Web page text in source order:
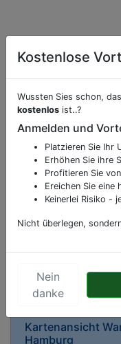
Beschreibung &
Restaurant-Imbiss
Sie möchten eine
oder andere
Klicken Sie bitte
Sonderangebote
Kartenansicht
Hamburg
Kostenlose
Wussten Sies schon,
kostenlos ist..?
Anmelden und
Platzieren Sie Ihr
Erhöhen Sie ihre
Profitieren Sie
Ereichen Sie eine
Keinerlei Risiko -
Nicht überlegen,
Nein
danke